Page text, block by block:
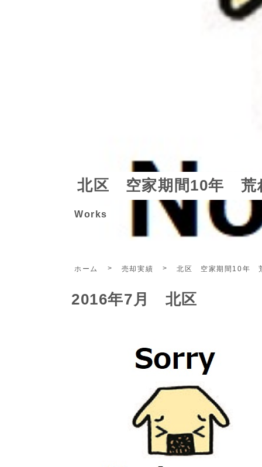
北区 空家期間10年 荒
Works
ホーム 売却実績 北区 空家期間10年
2016年7月 北区